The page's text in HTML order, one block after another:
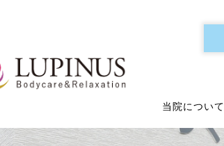
当院について